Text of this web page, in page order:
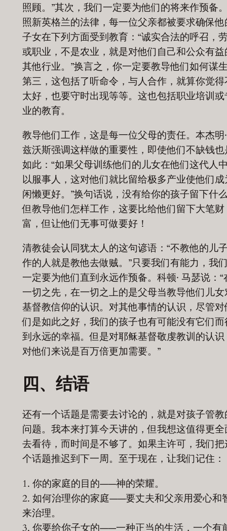
照顾。”其次，我们一定要为他们的将来作预备
照新英格兰的法律，每一位父亲都被要求确保他
子女在下列方面受到教育：“诚实合法的呼召，
或职业，不是农业，就是对他们自己和公众有益
其他行业。”换言之，你一定要教导他们如何谋
第三，这包括了听命令，与人合作，就算你觉得
太好，也要守时出现等等。这也包括职业培训或
业的教育。
教导他们工作，这是每一位父母的责任。本杰明
兹沃斯强调这样做的重要性，即使他们不缺钱也
如此：“如果父母训练他们的儿女在他们这代人
以服事人，这对他们就比留给极多产业使他们成
闲懒更好。”换句话说，没有给你的孩子留下什
但教导他们怎样工作，这要比给他们留下大笔财
富，但让他们无事可做要好！
清教徒会认同犹太人的这句谚语：“不教他的儿
作的人就是教他去做贼。”只要我们有能力，我
一定要为他们直到永远作预备。科顿· 马瑟说：“
一切之先，在一切之上的是父母当教导他们儿女
基督教信仰的认识。对其他事情的认识，尽管对
们是如此之好，我们的孩子也有可能没有它们而
到永远的幸福。但是对耶稣基督敬虔教训的认识
对他们来说是百万倍更加需要。”
四、结语
还有一个话题是需要去讨论的，就是对孩子管教
问题。我本来打算今天讲的，但我想这值得更全
去看待，而时间是不够了。如果主许可，我们把
个话题推迟到下一周。至于现在，让我们记住：
1. 你的家庭的目的——神的荣耀。
2. 如何治理你的家庭——要丈夫和父亲用爱心和
来治理。
3. 你要给你子女的——一种正当的生活，一个有